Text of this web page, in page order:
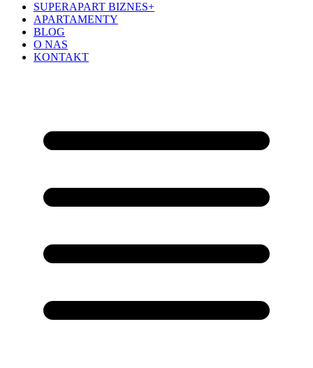
SUPERAPART BIZNES+
APARTAMENTY
BLOG
O NAS
KONTAKT